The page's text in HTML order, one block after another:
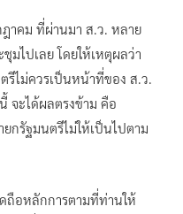
าคม ที่ผ่านมา ส.ว. หลาย
มไปเลย โดยให้เหตุผลว่า
รีไม่ควรเป็นหน้าที่ของ ส.ว.
จะได้ผลตรงข้าม คือ
กรัฐมนตรีไม่ให้เป็นไปตาม
ถือหลักการตามที่ท่านให้